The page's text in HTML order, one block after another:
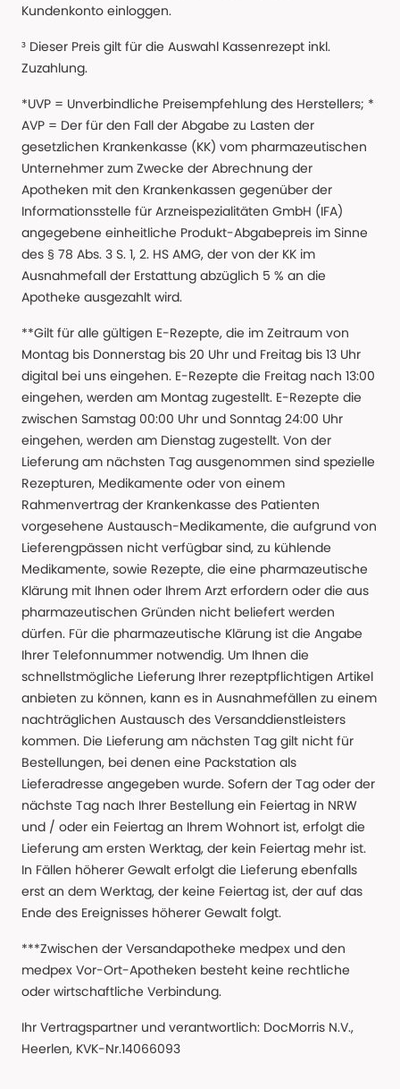
Kundenkonto einloggen.
³ Dieser Preis gilt für die Auswahl Kassenrezept inkl.
Zuzahlung.
*UVP = Unverbindliche Preisempfehlung des Herstellers; *
AVP = Der für den Fall der Abgabe zu Lasten der
gesetzlichen Krankenkasse (KK) vom pharmazeutischen
Unternehmer zum Zwecke der Abrechnung der
Apotheken mit den Krankenkassen gegenüber der
Informationsstelle für Arzneispezialitäten GmbH (IFA)
angegebene einheitliche Produkt-Abgabepreis im Sinne
des § 78 Abs. 3 S. 1, 2. HS AMG, der von der KK im
Ausnahmefall der Erstattung abzüglich 5 % an die
Apotheke ausgezahlt wird.
**Gilt für alle gültigen E-Rezepte, die im Zeitraum von
Montag bis Donnerstag bis 20 Uhr und Freitag bis 13 Uhr
digital bei uns eingehen. E-Rezepte die Freitag nach 13:00
eingehen, werden am Montag zugestellt. E-Rezepte die
zwischen Samstag 00:00 Uhr und Sonntag 24:00 Uhr
eingehen, werden am Dienstag zugestellt. Von der
Lieferung am nächsten Tag ausgenommen sind spezielle
Rezepturen, Medikamente oder von einem
Rahmenvertrag der Krankenkasse des Patienten
vorgesehene Austausch-Medikamente, die aufgrund von
Lieferengpässen nicht verfügbar sind, zu kühlende
Medikamente, sowie Rezepte, die eine pharmazeutische
Klärung mit Ihnen oder Ihrem Arzt erfordern oder die aus
pharmazeutischen Gründen nicht beliefert werden
dürfen. Für die pharmazeutische Klärung ist die Angabe
Ihrer Telefonnummer notwendig. Um Ihnen die
schnellstmögliche Lieferung Ihrer rezeptpflichtigen Artikel
anbieten zu können, kann es in Ausnahmefällen zu einem
nachträglichen Austausch des Versanddienstleisters
kommen. Die Lieferung am nächsten Tag gilt nicht für
Bestellungen, bei denen eine Packstation als
Lieferadresse angegeben wurde. Sofern der Tag oder der
nächste Tag nach Ihrer Bestellung ein Feiertag in NRW
und / oder ein Feiertag an Ihrem Wohnort ist, erfolgt die
Lieferung am ersten Werktag, der kein Feiertag mehr ist.
In Fällen höherer Gewalt erfolgt die Lieferung ebenfalls
erst an dem Werktag, der keine Feiertag ist, der auf das
Ende des Ereignisses höherer Gewalt folgt.
***Zwischen der Versandapotheke medpex und den
medpex Vor-Ort-Apotheken besteht keine rechtliche
oder wirtschaftliche Verbindung.
Ihr Vertragspartner und verantwortlich: DocMorris N.V.,
Heerlen, KVK-Nr.14066093